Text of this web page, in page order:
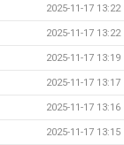
2025-11-17 13:22
2025-11-17 13:22
2025-11-17 13:19
2025-11-17 13:17
2025-11-17 13:16
2025-11-17 13:15